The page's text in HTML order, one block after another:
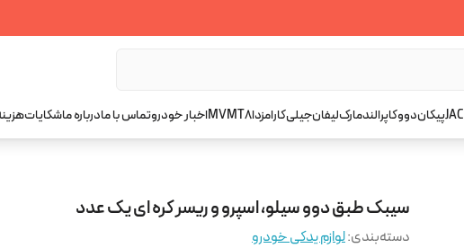
JACپیکاندووکاپرالندمارکلیفانجیلیکارامزداT8
MVMاخبار خودروتماس با مادرباره ماشکایات
سیبک طبق دوو سیلو، اسپرو و ریسر کره ای یک عدد
دسته‌بندی:لوازم یدکی خودرو